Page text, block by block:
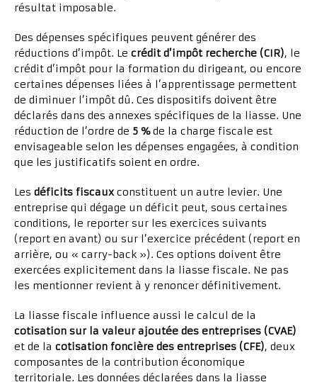
résultat imposable.
Des dépenses spécifiques peuvent générer des
réductions d’impôt. Le crédit d’impôt recherche (CIR), le
crédit d’impôt pour la formation du dirigeant, ou encore
certaines dépenses liées à l’apprentissage permettent
de diminuer l’impôt dû. Ces dispositifs doivent être
déclarés dans des annexes spécifiques de la liasse. Une
réduction de l’ordre de 5 %de la charge fiscale est
envisageable selon les dépenses engagées, à condition
que les justificatifs soient en ordre.
Les déficits fiscauxconstituent un autre levier. Une
entreprise qui dégage un déficit peut, sous certaines
conditions, le reporter sur les exercices suivants
(report en avant) ou sur l’exercice précédent (report en
arrière, ou « carry-back »). Ces options doivent être
exercées explicitement dans la liasse fiscale. Ne pas
les mentionner revient à y renoncer définitivement.
La liasse fiscale influence aussi le calcul de la
cotisation sur la valeur ajoutée des entreprises (CVAE)
et de la cotisation foncière des entreprises (CFE), deux
composantes de la contribution économique
territoriale. Les données déclarées dans la liasse